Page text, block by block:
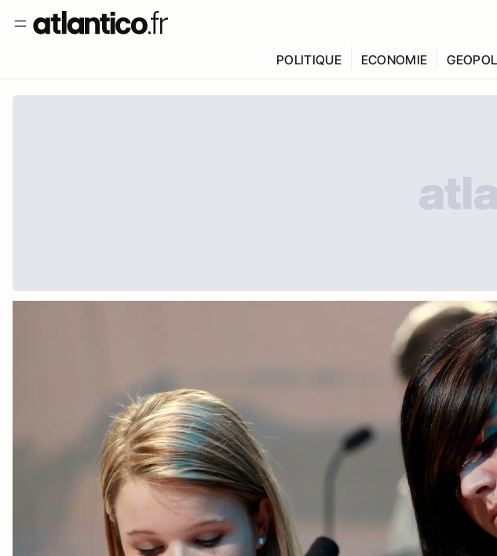
POLITIQUE ECONOMIE